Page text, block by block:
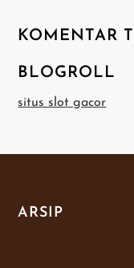
KOMENTAR
BLOGROLL
situs slot gacor
ARSIP